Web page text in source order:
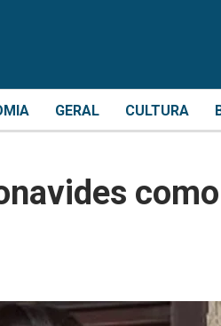
GERAL CULTURA
como